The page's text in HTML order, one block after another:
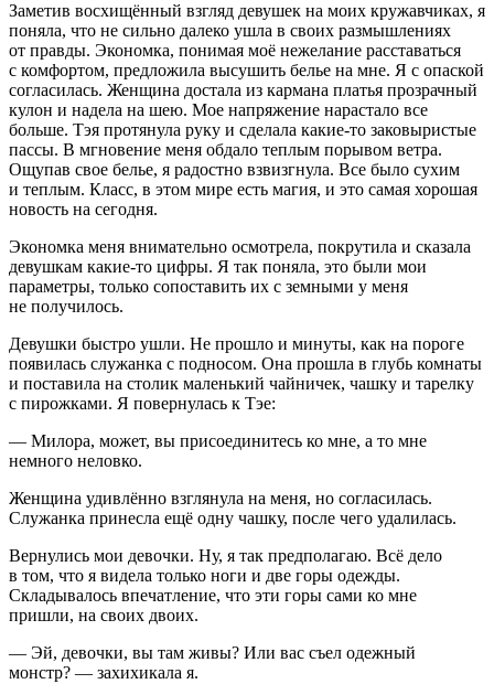
Заметив восхищённый взгляд девушек на моих кружавчиках, я
поняла, что не сильно далеко ушла в своих размышлениях
от правды. Экономка, понимая моё нежелание расставаться
с комфортом, предложила высушить белье на мне. Я с опаской
согласилась. Женщина достала из кармана платья прозрачный
кулон и надела на шею. Мое напряжение нарастало все
больше. Тэя протянула руку и сделала какие-то заковыристые
пассы. В мгновение меня обдало теплым порывом ветра.
Ощупав свое белье, я радостно взвизгнула. Все было сухим
и теплым. Класс, в этом мире есть магия, и это самая хорошая
новость на сегодня.
Экономка меня внимательно осмотрела, покрутила и сказала
девушкам какие-то цифры. Я так поняла, это были мои
параметры, только сопоставить их с земными у меня
не получилось.
Девушки быстро ушли. Не прошло и минуты, как на пороге
появилась служанка с подносом. Она прошла в глубь комнаты
и поставила на столик маленький чайничек, чашку и тарелку
с пирожками. Я повернулась к Тэе:
— Милора, может, вы присоединитесь ко мне, а то мне
немного неловко.
Женщина удивлённо взглянула на меня, но согласилась.
Служанка принесла ещё одну чашку, после чего удалилась.
Вернулись мои девочки. Ну, я так предполагаю. Всё дело
в том, что я видела только ноги и две горы одежды.
Складывалось впечатление, что эти горы сами ко мне
пришли, на своих двоих.
— Эй, девочки, вы там живы? Или вас съел одежный
монстр? — захихикала я.